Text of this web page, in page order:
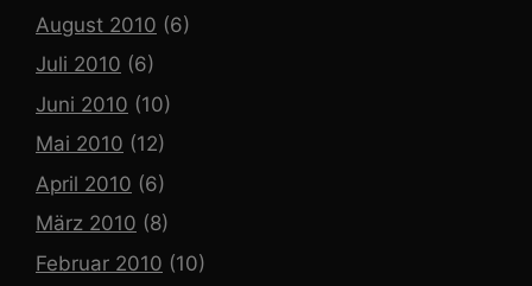
August 2010 (6)
Juli 2010 (6)
Juni 2010 (10)
Mai 2010 (12)
April 2010 (6)
März 2010 (8)
Februar 2010 (10)